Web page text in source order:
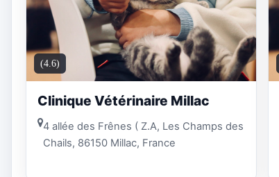
(4.6)
Clinique Vétérinaire Millac
4 allée des Frênes ( Z.A, Les Champs des
Chails, 86150 Millac, France